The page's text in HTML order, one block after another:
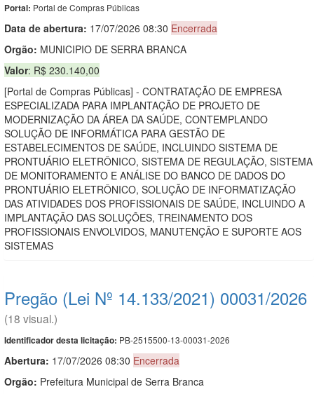
Portal: Portal de Compras Públicas
Data de abertura: 17/07/2026 08:30 Encerrada
Orgão: MUNICIPIO DE SERRA BRANCA
Valor: R$ 230.140,00
[Portal de Compras Públicas] - CONTRATAÇÃO DE EMPRESA
ESPECIALIZADA PARA IMPLANTAÇÃO DE PROJETO DE
MODERNIZAÇÃO DA ÁREA DA SAÚDE, CONTEMPLANDO
SOLUÇÃO DE INFORMÁTICA PARA GESTÃO DE
ESTABELECIMENTOS DE SAÚDE, INCLUINDO SISTEMA DE
PRONTUÁRIO ELETRÔNICO, SISTEMA DE REGULAÇÃO, SISTEMA
DE MONITORAMENTO E ANÁLISE DO BANCO DE DADOS DO
PRONTUÁRIO ELETRÔNICO, SOLUÇÃO DE INFORMATIZAÇÃO
DAS ATIVIDADES DOS PROFISSIONAIS DE SAÚDE, INCLUINDO A
IMPLANTAÇÃO DAS SOLUÇÕES, TREINAMENTO DOS
PROFISSIONAIS ENVOLVIDOS, MANUTENÇÃO E SUPORTE AOS
SISTEMAS
Pregão (Lei Nº 14.133/2021) 00031/2026
(18 visual.)
Identificador desta licitação: PB-2515500-13-00031-2026
Abertura: 17/07/2026 08:30 Encerrada
Orgão: Prefeitura Municipal de Serra Branca